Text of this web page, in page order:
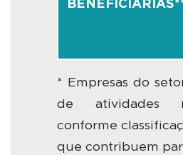
* Empresas do
de atividades
conforme
que contribuem